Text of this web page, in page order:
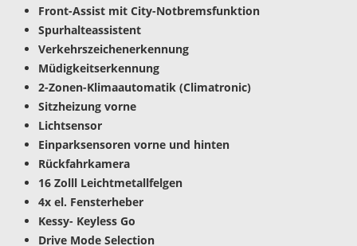
Front-Assist mit City-Notbremsfunktion
Spurhalteassistent
Verkehrszeichenerkennung
Müdigkeitserkennung
2-Zonen-Klimaautomatik (Climatronic)
Sitzheizung vorne
Lichtsensor
Einparksensoren vorne und hinten
Rückfahrkamera
16 Zolll Leichtmetallfelgen
4x el. Fensterheber
Kessy- Keyless Go
Drive Mode Selection